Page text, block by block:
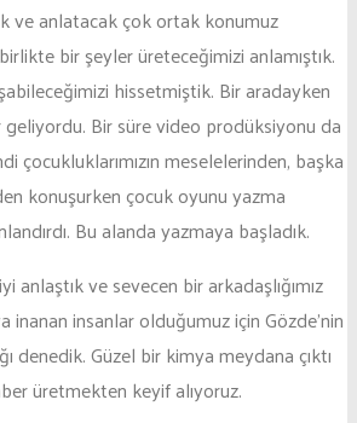
ve anlatacak çok ortak konumuz
bir şeyler üreteceğimizi anlamıştık.
hissetmiştik. Bir aradayken
geliyordu. Bir süre video prodüksiyonu da
çocukluklarımızın meselelerinden, başka
konuşurken çocuk oyunu yazma
Bu alanda yazmaya başladık.
anlaştık ve sevecen bir arkadaşlığımız
inanan insanlar olduğumuz için Gözde’nin
denedik. Güzel bir kimya meydana çıktı
üretmekten keyif alıyoruz.